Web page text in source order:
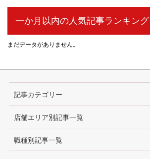
一か月以内の人気記事ランキング
まだデータがありません。
記事カテゴリー
店舗エリア別記事一覧
職種別記事一覧